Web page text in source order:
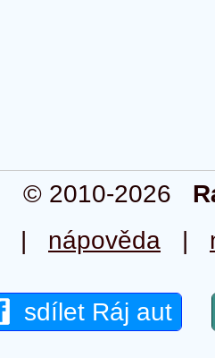
© 2010-2026
| nápověda |
sdílet Ráj aut